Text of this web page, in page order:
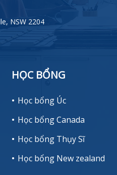
NSW 2204
HỌC BỔNG
Học bổng Úc
Học bổng Canada
Học bổng Thụy Sĩ
Học bổng New zealand